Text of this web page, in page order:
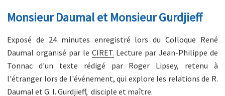
Monsieur Daumal et Monsieur Gurdjieff
Exposé de 24 minutes enregistré lors du Colloque René
Daumal organisé par le CIRET. Lecture par Jean-Philippe de
Tonnac d'un texte rédigé par Roger Lipsey, retenu à
l'étranger lors de l'événement, qui explore les relations de R.
Daumal et G. I. Gurdjieff, disciple et maître.